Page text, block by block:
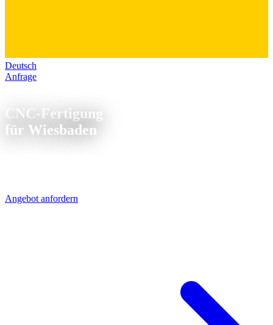
Deutsch
Anfrage
CNC-Fertigung
für Wiesbaden
Angebot anfordern